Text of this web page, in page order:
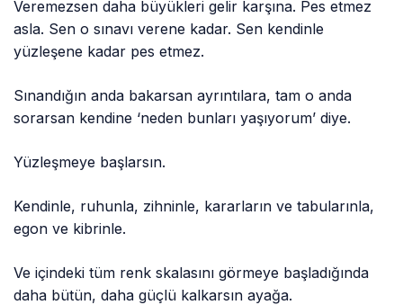
Veremezsen daha büyükleri gelir karşına. Pes etmez
asla. Sen o sınavı verene kadar. Sen kendinle
yüzleşene kadar pes etmez.
Sınandığın anda bakarsan ayrıntılara, tam o anda
sorarsan kendine ‘neden bunları yaşıyorum’ diye.
Yüzleşmeye başlarsın.
Kendinle, ruhunla, zihninle, kararların ve tabularınla,
egon ve kibrinle.
Ve içindeki tüm renk skalasını görmeye başladığında
daha bütün, daha güçlü kalkarsın ayağa.